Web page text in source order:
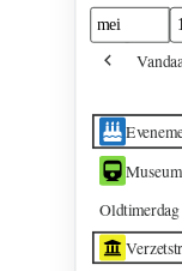
Maand
Dag
Jaar
Vorige
Oldtimerdag